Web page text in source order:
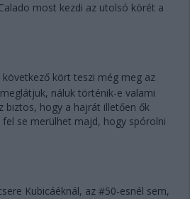
most kezdi az utolsó körét a
következő kört teszi még meg az
náluk történik-e valami
biztos, hogy a hajrát illetően ők
se merülhet majd, hogy spórolni
Kubicáéknál, az #50-esnél sem,